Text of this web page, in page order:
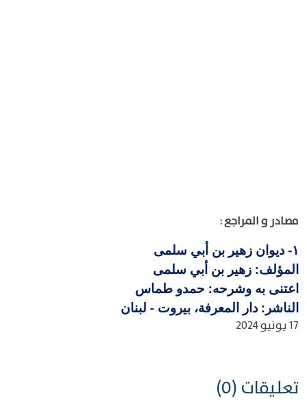
مصادر و المراجع :
١-
ديوان زهير بن أبي سلمى
المؤلف: زهير بن أبي سلمى
اعتنى به وشرحه: حمدو طماس
الناشر: دار المعرفة، بيروت - لبنان
17 يونيو 2024
تعليقات (0)